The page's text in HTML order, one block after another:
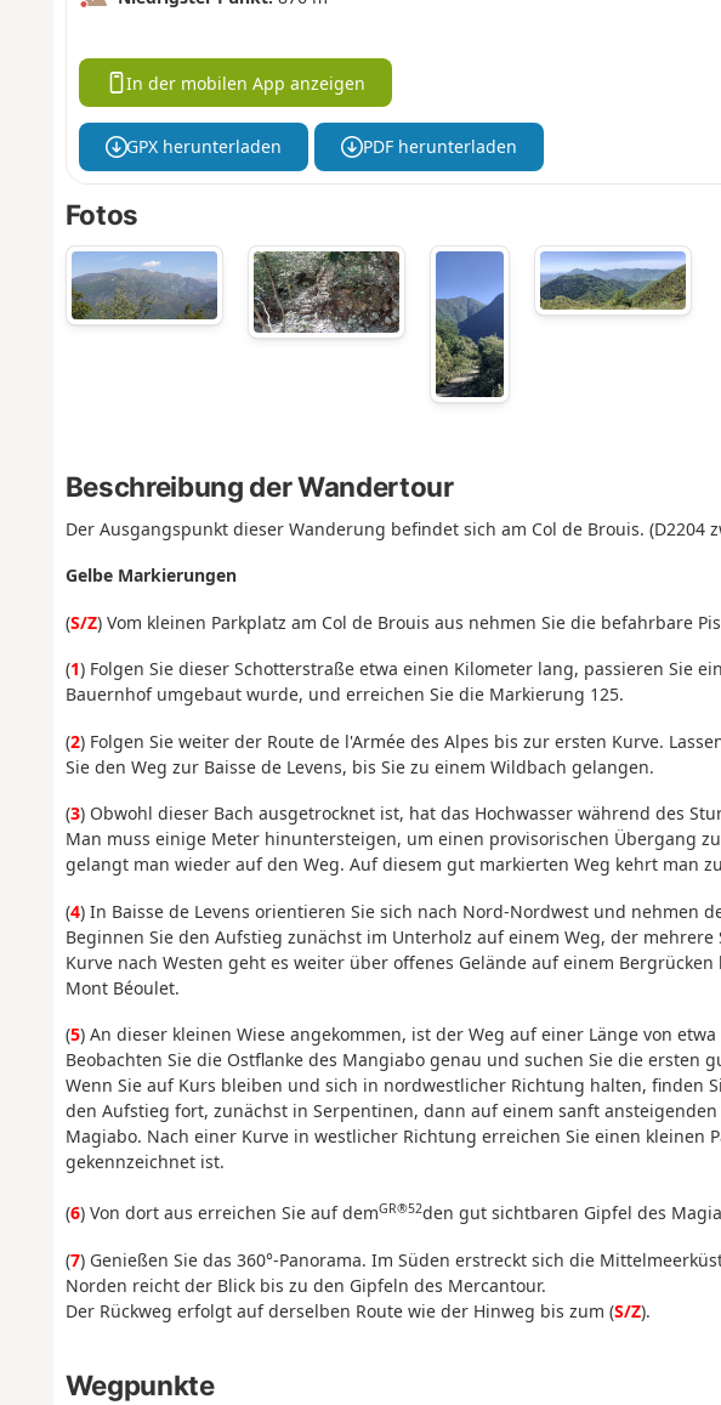
In der mobilen App anzeigen
GPX herunterladen PDF herunterladen
Fotos
Beschreibung der Wandertour
Der Ausgangspunkt dieser Wanderung befindet sich am Col de Brouis. (D2204
Gelbe Markierungen
(S/Z) Vom kleinen Parkplatz am Col de Brouis aus nehmen Sie die befahrbare
(1) Folgen Sie dieser Schotterstraße etwa einen Kilometer lang, passieren Sie
Bauernhof umgebaut wurde, und erreichen Sie die Markierung 125.
(2) Folgen Sie weiter der Route de l'Armée des Alpes bis zur ersten Kurve.
Sie den Weg zur Baisse de Levens, bis Sie zu einem Wildbach gelangen.
(3) Obwohl dieser Bach ausgetrocknet ist, hat das Hochwasser während des
Man muss einige Meter hinuntersteigen, um einen provisorischen Übergang
gelangt man wieder auf den Weg. Auf diesem gut markierten Weg kehrt man
(4) In Baisse de Levens orientieren Sie sich nach Nord-Nordwest und nehmen
Beginnen Sie den Aufstieg zunächst im Unterholz auf einem Weg, der
Kurve nach Westen geht es weiter über offenes Gelände auf einem Bergrücken
Mont Béoulet.
(5) An dieser kleinen Wiese angekommen, ist der Weg auf einer Länge von
Beobachten Sie die Ostflanke des Mangiabo genau und suchen Sie die ersten
Wenn Sie auf Kurs bleiben und sich in nordwestlicher Richtung halten, finden
den Aufstieg fort, zunächst in Serpentinen, dann auf einem sanft
Magiabo. Nach einer Kurve in westlicher Richtung erreichen Sie einen kleinen
gekennzeichnet ist.
(6) Von dort aus erreichen Sie auf demGR®52den gut sichtbaren Gipfel des
(7) Genießen Sie das 360°-Panorama. Im Süden erstreckt sich die
Norden reicht der Blick bis zu den Gipfeln des Mercantour.
Der Rückweg erfolgt auf derselben Route wie der Hinweg bis zum (S/Z).
Wegpunkte